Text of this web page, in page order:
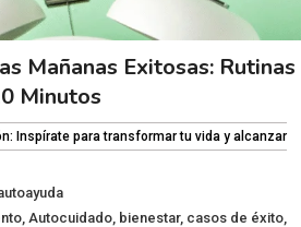
Mañanas Exitosas: Rutinas
Minutos
Inspírate para transformar tu vida y alcanzar
Autocuidado bienestar, casos de éxito